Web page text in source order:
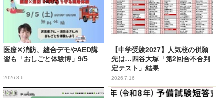
医療✕消防、縫合デモやAED講
習も「おしごと体験博」9/5
2026.8.6
【中学受験2027】人気校の併願
先は…四谷大塚「第2回合不合判
定テスト」結果
2026.7.16